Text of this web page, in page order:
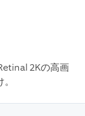
2Kの高画